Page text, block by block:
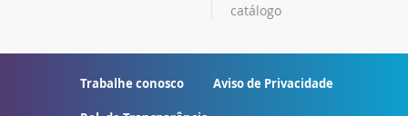
catálogo
Trabalhe conosco Aviso de Privacidade